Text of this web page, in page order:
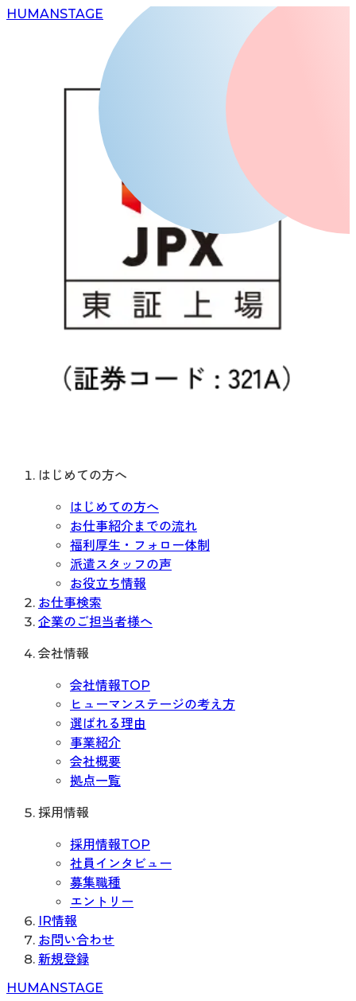
HUMANSTAGE
はじめての方へ
はじめての方へ
お仕事紹介までの流れ
福利厚生・フォロー体制
派遣スタッフの声
お役立ち情報
お仕事検索
企業のご担当者様へ
会社情報
会社情報TOP
ヒューマンステージの考え方
選ばれる理由
事業紹介
会社概要
拠点一覧
採用情報
採用情報TOP
社員インタビュー
募集職種
エントリー
IR情報
お問い合わせ
新規登録
HUMANSTAGE